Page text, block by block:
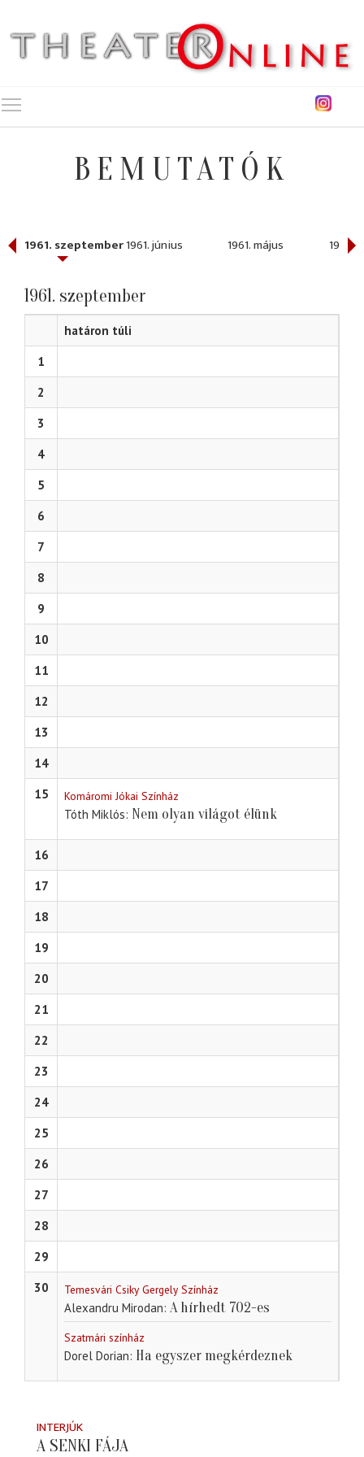
BEMUTATÓK
1961. szeptember1961. június 1961. május 1961.
1961. szeptember
határon túli
1
2
3
4
5
6
7
8
9
10
11
12
13
14
15
Komáromi Jókai Színház
Tóth Miklós Nem olyan világot élünk
16
17
18
19
20
21
22
23
24
25
26
27
28
29
30
Temesvári Csiky Gergely Színház
Alexandru Mirodan A hírhedt 702-es
Szatmári színház
Dorel Dorian Ha egyszer megkérdeznek
INTERJÚK
A SENKI FÁJA